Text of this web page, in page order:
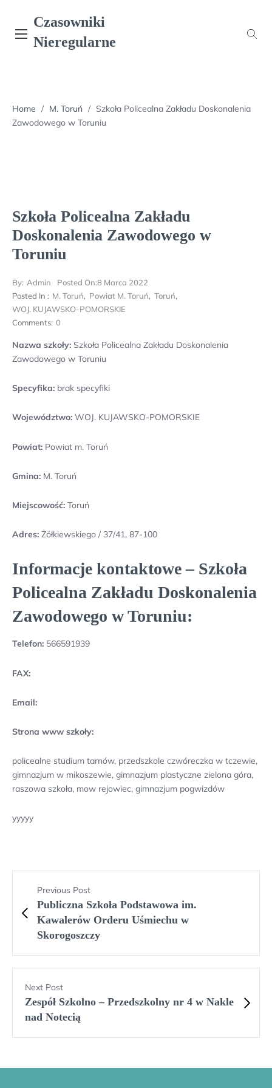
content
Czasowniki
Nieregularne
Home / M. Toruń / Szkoła Policealna Zakładu Doskonalenia
Zawodowego w Toruniu
Szkoła Policealna Zakładu
Doskonalenia Zawodowego w
Toruniu
By: Admin Posted On:8 Marca 2022
Posted In : M. Toruń, Powiat M. Toruń, Toruń,
WOJ. KUJAWSKO-POMORSKIE
Comments: 0
Nazwa szkoły: Szkoła Policealna Zakładu Doskonalenia
Zawodowego w Toruniu
Specyfika: brak specyfiki
Województwo: WOJ. KUJAWSKO-POMORSKIE
Powiat: Powiat m. Toruń
Gmina: M. Toruń
Miejscowość: Toruń
Adres: Żółkiewskiego / 37/41, 87-100
Informacje kontaktowe – Szkoła
Policealna Zakładu Doskonalenia
Zawodowego w Toruniu:
Telefon: 566591939
FAX:
Email:
Strona www szkoły:
policealne studium tarnów, przedszkole czwóreczka w tczewie,
gimnazjum w mikoszewie, gimnazjum plastyczne zielona góra,
raszowa szkoła, mow rejowiec, gimnazjum pogwizdów
yyyyy
Previous Post
Publiczna Szkoła Podstawowa im.
Kawalerów Orderu Uśmiechu w
Skorogoszczy
Next Post
Zespół Szkolno – Przedszkolny nr 4 w Nakle
nad Notecią